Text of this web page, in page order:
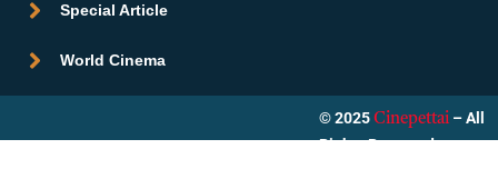
Special Article
World Cinema
© 2025 Cinepettai – All
Rights Reserved